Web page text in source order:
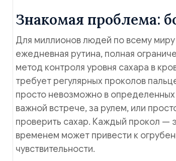
Знакомая проблема:
Для миллионов людей по всему
ежедневная рутина, полная
метод контроля уровня сахара в
требует регулярных проколов
просто невозможно в определенных
важной встрече, за рулем, или
проверить сахар. Каждый прокол —
временем может привести к
чувствительности.